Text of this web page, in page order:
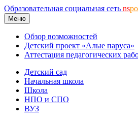
Образовательная социальная сеть ns
Меню
Обзор возможностей
Детский проект «Алые паруса»
Аттестация педагогических
Детский сад
Начальная школа
Школа
НПО и СПО
ВУЗ